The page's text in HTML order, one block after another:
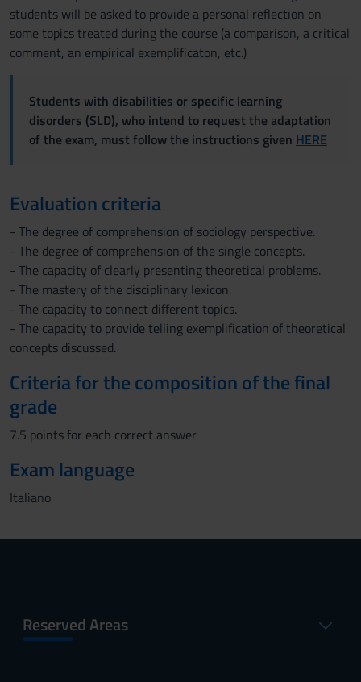
students will be asked to provide a personal reflection on
some topics treated during the course (a comparison, a critical
comment, an empirical exemplificaton, etc.)
Students with disabilities or specific learning
disorders (SLD), who intend to request the adaptation
of the exam, must follow the instructions given HERE
Evaluation criteria
- The degree of comprehension of sociology perspective.
- The degree of comprehension of the single concepts.
- The capacity of clearly presenting theoretical problems.
- The mastery of the disciplinary lexicon.
- The capacity to connect different topics.
- The capacity to provide telling exemplification of theoretical
concepts discussed.
Criteria for the composition of the final
grade
7.5 points for each correct answer
Exam language
Italiano
Reserved Areas